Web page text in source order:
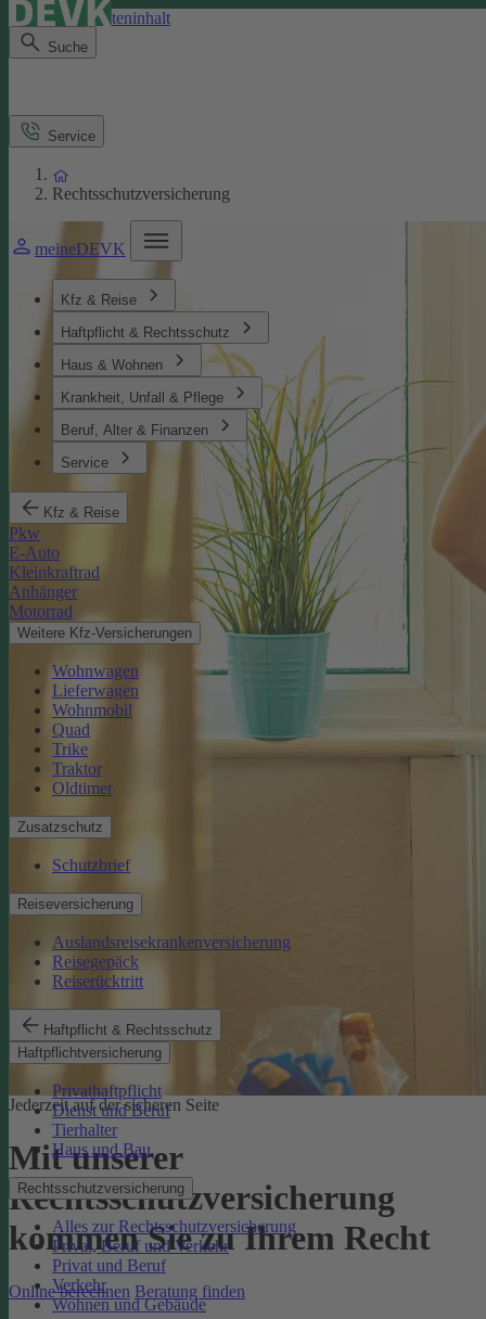
Direkt zum Seiteninhalt
Suche
meineDEVK
Kfz & Reise
Haftpflicht & Rechtsschutz
Haus & Wohnen
Krankheit, Unfall & Pflege
Beruf, Alter & Finanzen
Service
Kfz & Reise
Pkw
E-Auto
Kleinkraftrad
Anhänger
Motorrad
Weitere Kfz-Versicherungen
Wohnwagen
Lieferwagen
Wohnmobil
Quad
Trike
Traktor
Oldtimer
Zusatzschutz
Schutzbrief
Reiseversicherung
Auslandsreisekrankenversicherung
Reisegepäck
Reiserücktritt
Haftpflicht & Rechtsschutz
Haftpflichtversicherung
Privathaftpflicht
Dienst und Beruf
Tierhalter
Haus und Bau
Rechtsschutzversicherung
Alles zur Rechtsschutzversicherung
Privat, Beruf und Verkehr
Privat und Beruf
Verkehr
Wohnen und Gebäude
Service
Rechtsschutzversicherung
Jederzeit auf der sicheren Seite
Mit unserer
Rechtsschutzversicherung
kommen Sie zu Ihrem Recht
Online berechnen Beratung finden